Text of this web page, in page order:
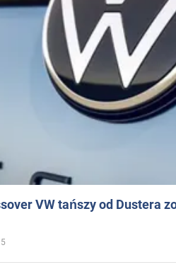
VW tańszy od Dustera
5